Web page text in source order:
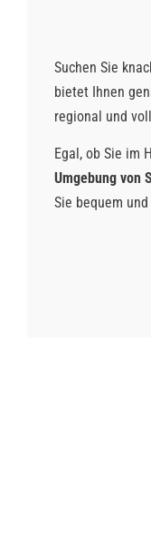
Suchen Sie
bietet Ihnen
regional und
Egal, ob Sie im
Umgebung von
Sie bequem